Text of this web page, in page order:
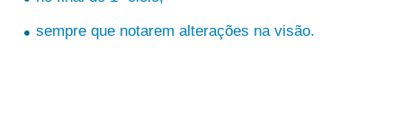
sempre que notarem alterações na visão.